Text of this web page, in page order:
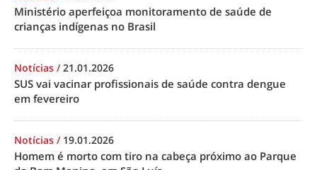
Ministério aperfeiçoa monitoramento de saúde de
crianças indígenas no Brasil
Notícias /21.01.2026
SUS vai vacinar profissionais de saúde contra dengue
em fevereiro
Notícias / 19.01.2026
Homem é morto com tiro na cabeça próximo ao Parque